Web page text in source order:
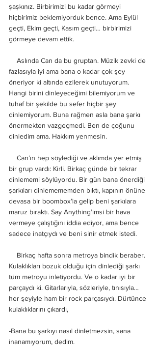
şaşkınız. Birbirimizi bu kadar görmeyi
hiçbirimiz beklemiyorduk bence. Ama Eylül
geçti, Ekim geçti, Kasım geçti… birbirimizi
görmeye devam ettik.
Aslında Can da bu gruptan. Müzik zevki de
fazlasıyla iyi ama bana o kadar çok şey
öneriyor ki altında ezilerek unutuyorum.
Hangi birini dinleyeceğimi bilemiyorum ve
tuhaf bir şekilde bu sefer hiçbir şey
dinlemiyorum. Buna rağmen asla bana şarkı
önermekten vazgeçmedi. Ben de çoğunu
dinledim ama. Hakkım yenmesin.
Can’ın hep söylediği ve aklımda yer etmiş
bir grup vardı: Kirli. Birkaç günde bir tekrar
dinlememi söylüyordu. Bir gün bana önerdiği
şarkıları dinlemememden bıktı, kapının önüne
devasa bir boombox’la gelip beni şarkılara
maruz bıraktı. Say Anything’imsi bir hava
vermeye çalıştığını iddia ediyor, ama bence
sadece inatçıydı ve beni sinir etmek istedi.
Birkaç hafta sonra metroya bindik beraber.
Kulaklıkları bozuk olduğu için dinlediği şarkı
tüm metroyu inletiyordu. Ve o kadar iyi bir
parçaydı ki. Gitarlarıyla, sözleriyle, tınısıyla…
her şeyiyle ham bir rock parçasıydı. Dürtünce
kulaklıklarını çıkardı,
-Bana bu şarkıyı nasıl dinletmezsin, sana
inanamıyorum, dedim.